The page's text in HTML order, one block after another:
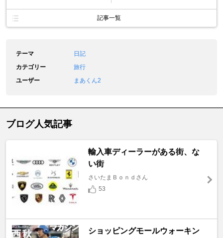
記事一覧
テーマ
日記
カテゴリー
旅行
ユーザー
まあくん2
ブログ人気記事
輸入車ディーラーがある街、な
い街
さいたまＢｏｎｄさん
53
ショッピングモールウォーキン